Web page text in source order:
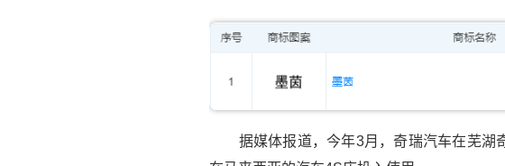
据媒体报道，今年3月，奇瑞汽车在芜湖